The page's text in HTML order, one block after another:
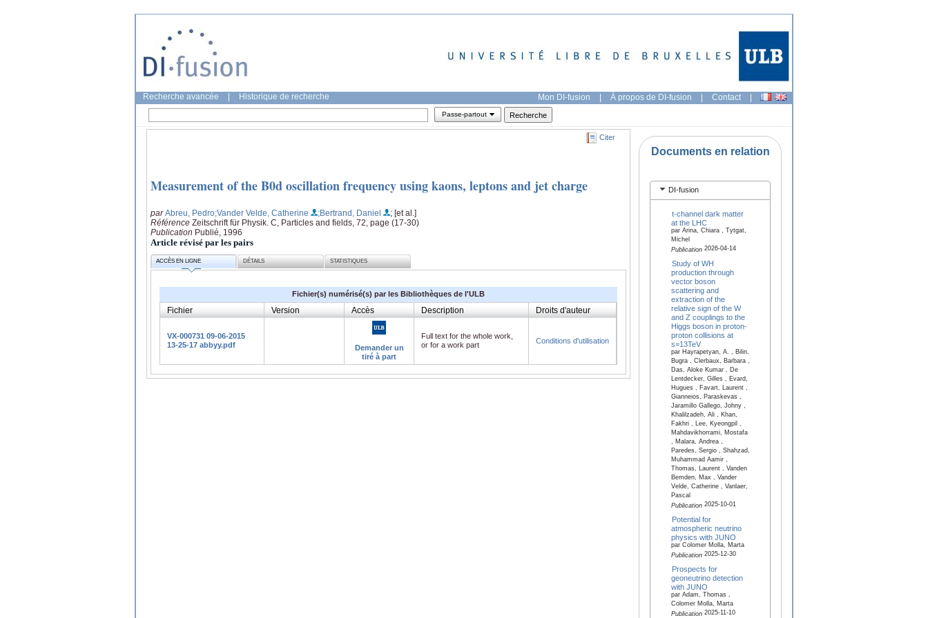
Recherche avancée Historique de recherche Mon DI-fusion | À propos de DI-fusion | Contact |
Passe-partout
Citer
Measurement of the B0d oscillation frequency using kaons, leptons and jet charge
parAbreu, Pedro;Vander Velde, Catherine ;Bertrand, Daniel
; [et al.]
Référence Zeitschrift für Physik. C, Particles and fields, 72, page (17-30)
Publication Publié, 1996
Article révisé par les pairs
ACCÈS EN LIGNE DÉTAILS STATISTIQUES
Fichier(s) numérisé(s) par les Bibliothèques de l'ULB
Fichier Version Accès Description Droits d'auteur
VX-000731 09-06-2015
13-25-17 abbyy.pdf
Demander un
tiré à part
Full text for the whole work,
or for a work part
Conditions d'utilisation
Documents en relation
DI-fusion
t-channel dark matter
at the LHC
par Arina, Chiara , Tytgat,
Michel
Publication2026-04-14
Study of WH
production through
vector boson
scattering and
extraction of the
relative sign of the W
and Z couplings to the
Higgs boson in proton-
proton collisions at
s=13TeV
par Hayrapetyan, A. , Bilin,
Bugra , Clerbaux, Barbara ,
Das, Aloke Kumar , De
Lentdecker, Gilles , Evard,
Hugues , Favart, Laurent ,
Gianneios, Paraskevas ,
Jaramillo Gallego, Johny ,
Khalilzadeh, Ali , Khan,
Fakhri , Lee, Kyeongpil ,
Mahdavikhorrami, Mostafa
, Malara, Andrea ,
Paredes, Sergio , Shahzad,
Muhammad Aamir ,
Thomas, Laurent , Vanden
Bemden, Max , Vander
Velde, Catherine , Vanlaer,
Pascal
Publication2025-10-01
Potential for
atmospheric neutrino
physics with JUNO
par Colomer Molla, Marta
Publication2025-12-30
Prospects for
geoneutrino detection
with JUNO
par Adam, Thomas ,
Colomer Molla, Marta
Publication2025-11-10